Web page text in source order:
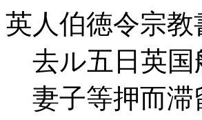
英人伯徳令宗
去ル五日英国
妻子等押而滞